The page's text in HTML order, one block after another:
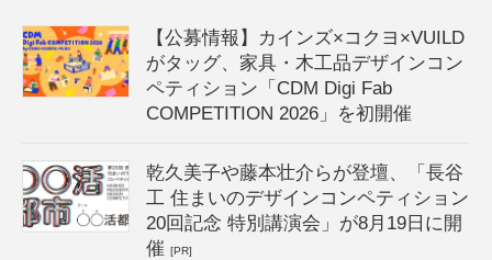
【公募情報】カインズ×コクヨ×VUILD
がタッグ、家具・木工品デザインコン
ペティション「CDM Digi Fab
COMPETITION 2026」を初開催
乾久美子や藤本壮介らが登壇、「長谷
工 住まいのデザインコンペティション
20回記念 特別講演会」が8月19日に開
催[PR]